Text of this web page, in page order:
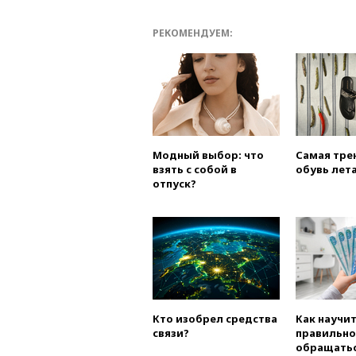
РЕКОМЕНДУЕМ:
Модный выбор: что
взять с собой в
отпуск?
Самая
обувь
Кто изобрел средства
связи?
Как
правильно